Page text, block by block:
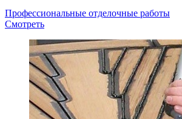
Профессиональные отделочные работы
Смотреть